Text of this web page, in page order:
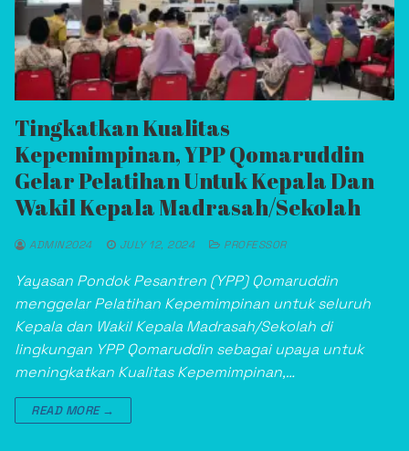
Tingkatkan Kualitas
Kepemimpinan, YPP Qomaruddin
Gelar Pelatihan Untuk Kepala Dan
Wakil Kepala Madrasah/Sekolah
ADMIN2024 JULY 12, 2024 PROFESSOR
Yayasan Pondok Pesantren (YPP) Qomaruddin
menggelar Pelatihan Kepemimpinan untuk seluruh
Kepala dan Wakil Kepala Madrasah/Sekolah di
lingkungan YPP Qomaruddin sebagai upaya untuk
meningkatkan Kualitas Kepemimpinan,…
READ MORE →
Asisten Teknik Laboratorium Medik